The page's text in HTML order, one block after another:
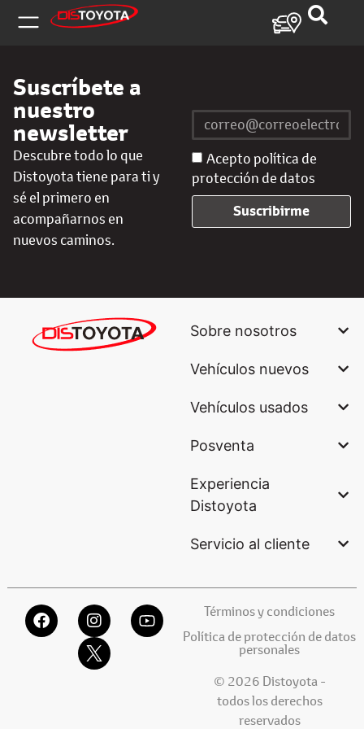
Suscríbete a
nuestro
newsletter
Descubre todo lo que
Distoyota tiene para ti y
sé el primero en
acompañarnos en
nuevos caminos.
Acepto política de
protección de datos
Suscribirme
Sobre nosotros
Vehículos nuevos
Vehículos usados
Posventa
Experiencia
Distoyota
Servicio al cliente
Términos y condiciones
Política de protección de datos
personales
© 2026 Distoyota -
todos los derechos
reservados